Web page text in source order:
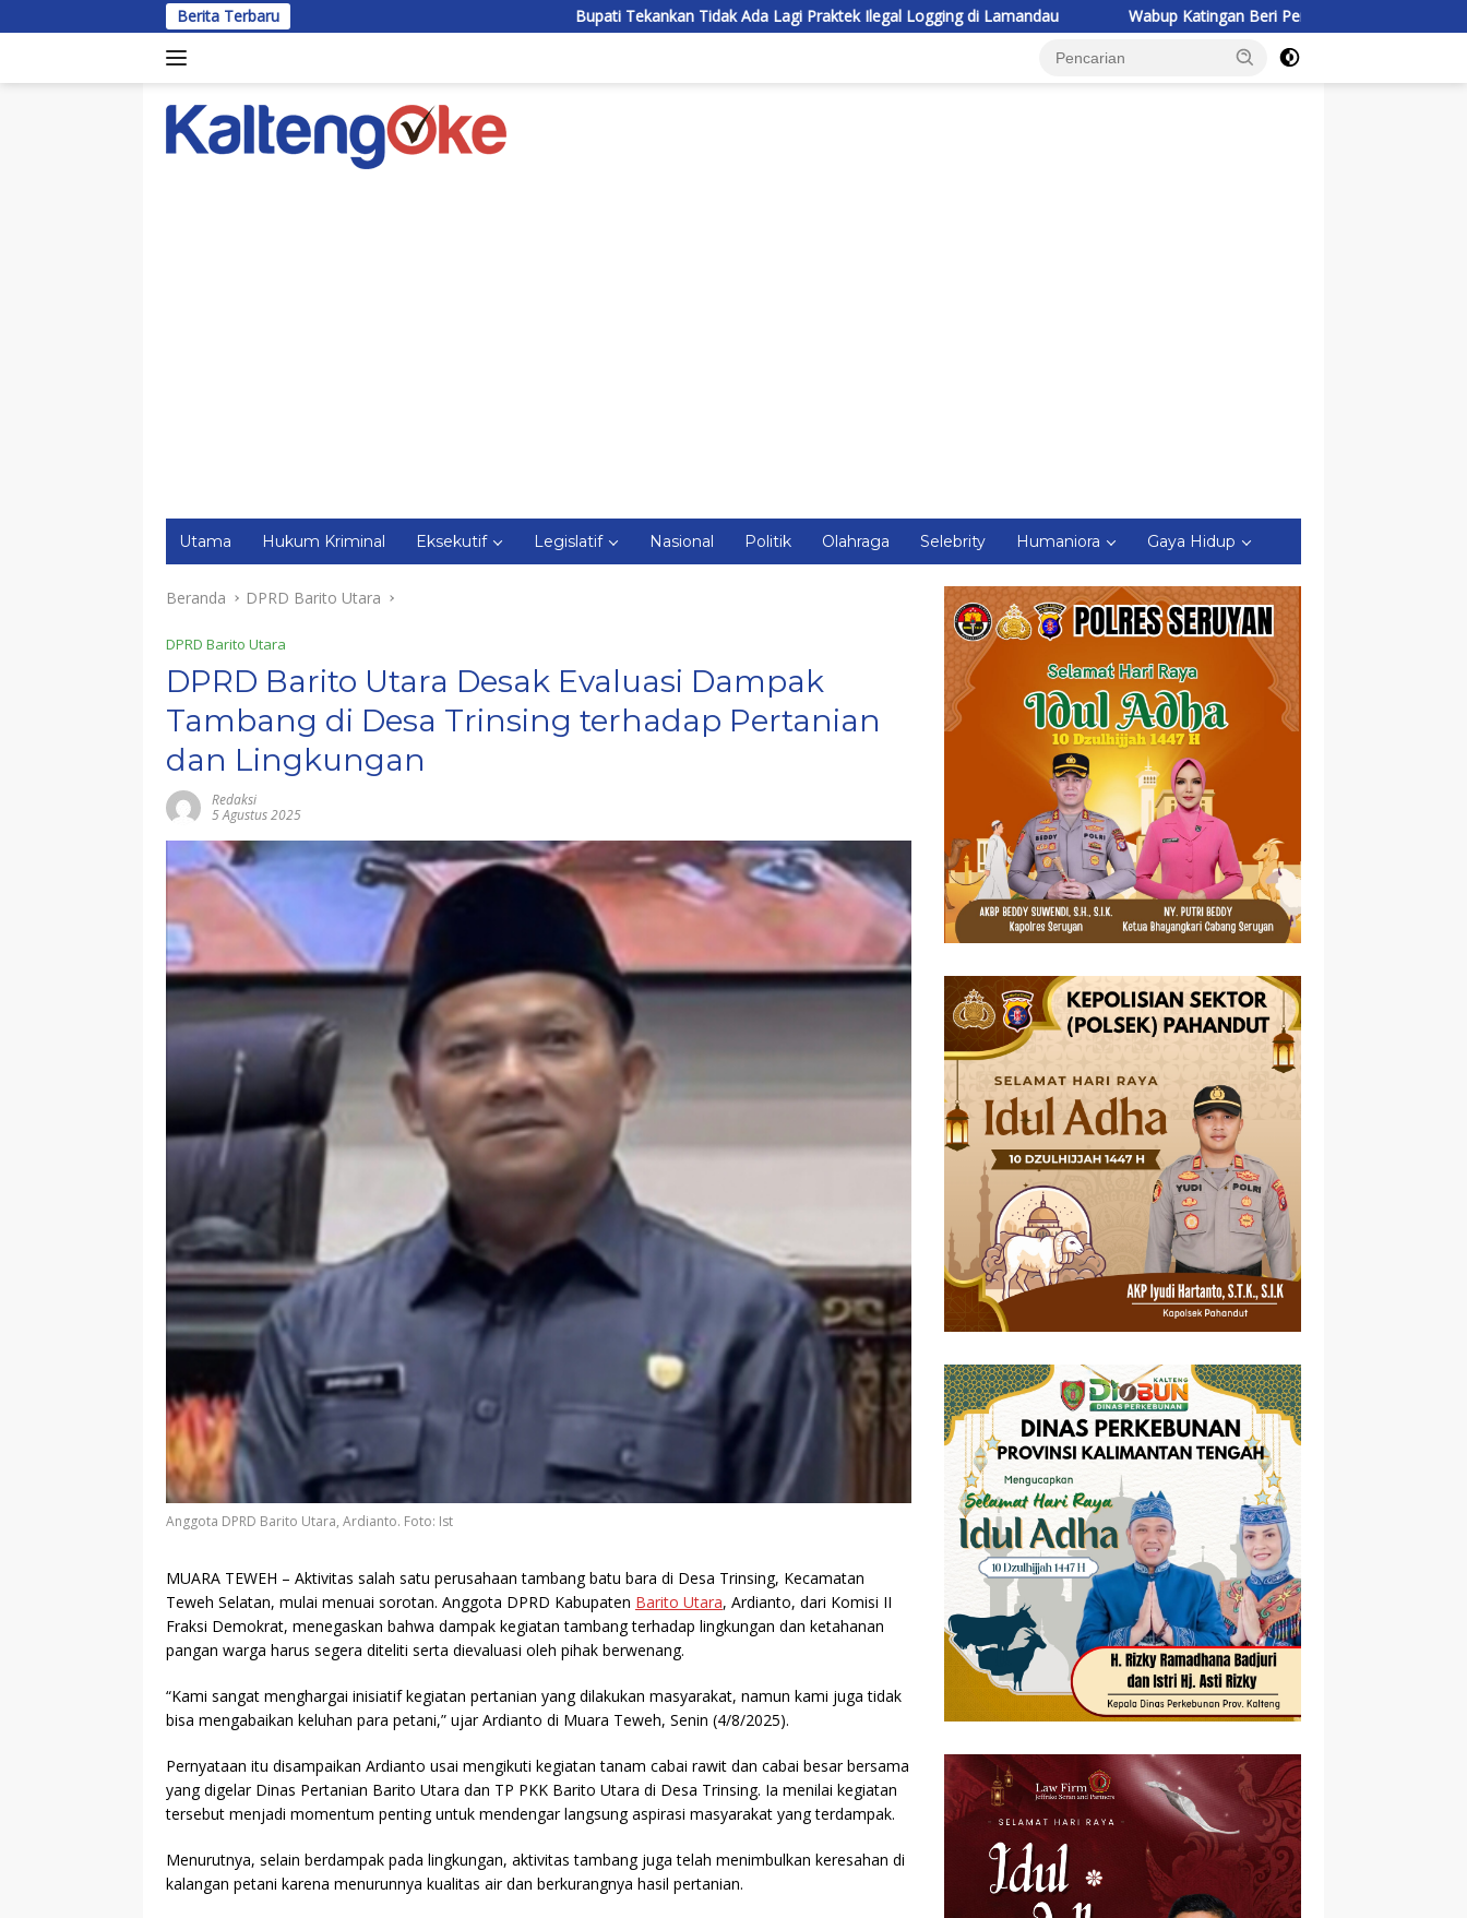
ke
Berita Terbaru Bupati Tekankan Tidak Ada Lagi Praktek Ilegal Logging di Lamandau Wabup Katingan Beri Pembekalan Kontingen Jambore Nasional
Utama Hukum Kriminal Eksekutif Legislatif Nasional Politik Olahraga Selebrity Humaniora Gaya Hidup
Beranda DPRD Barito Utara
DPRD Barito Utara
DPRD Barito Utara Desak Evaluasi Dampak
Tambang di Desa Trinsing terhadap Pertanian
dan Lingkungan
Redaksi
5 Agustus 2025
Anggota DPRD Barito Utara, Ardianto. Foto: Ist
MUARA TEWEH – Aktivitas salah satu perusahaan tambang batu bara di Desa Trinsing, Kecamatan
Teweh Selatan, mulai menuai sorotan. Anggota DPRD Kabupaten Barito Utara, Ardianto, dari Komisi II
Fraksi Demokrat, menegaskan bahwa dampak kegiatan tambang terhadap lingkungan dan ketahanan
pangan warga harus segera diteliti serta dievaluasi oleh pihak berwenang.
“Kami sangat menghargai inisiatif kegiatan pertanian yang dilakukan masyarakat, namun kami juga tidak
bisa mengabaikan keluhan para petani,” ujar Ardianto di Muara Teweh, Senin (4/8/2025).
Pernyataan itu disampaikan Ardianto usai mengikuti kegiatan tanam cabai rawit dan cabai besar bersama
yang digelar Dinas Pertanian Barito Utara dan TP PKK Barito Utara di Desa Trinsing. Ia menilai kegiatan
tersebut menjadi momentum penting untuk mendengar langsung aspirasi masyarakat yang terdampak.
Menurutnya, selain berdampak pada lingkungan, aktivitas tambang juga telah menimbulkan keresahan di
kalangan petani karena menurunnya kualitas air dan berkurangnya hasil pertanian.